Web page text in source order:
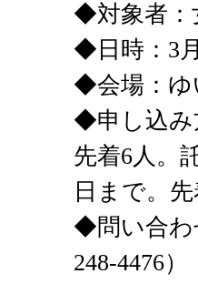
◆対象者：
◆日時：3
◆会場：ゆ
◆申し込み
先着6人。
日まで。
◆問い合わ
248-4476）